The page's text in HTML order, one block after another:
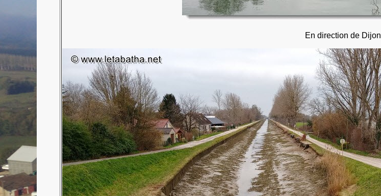
En direction de Dijon